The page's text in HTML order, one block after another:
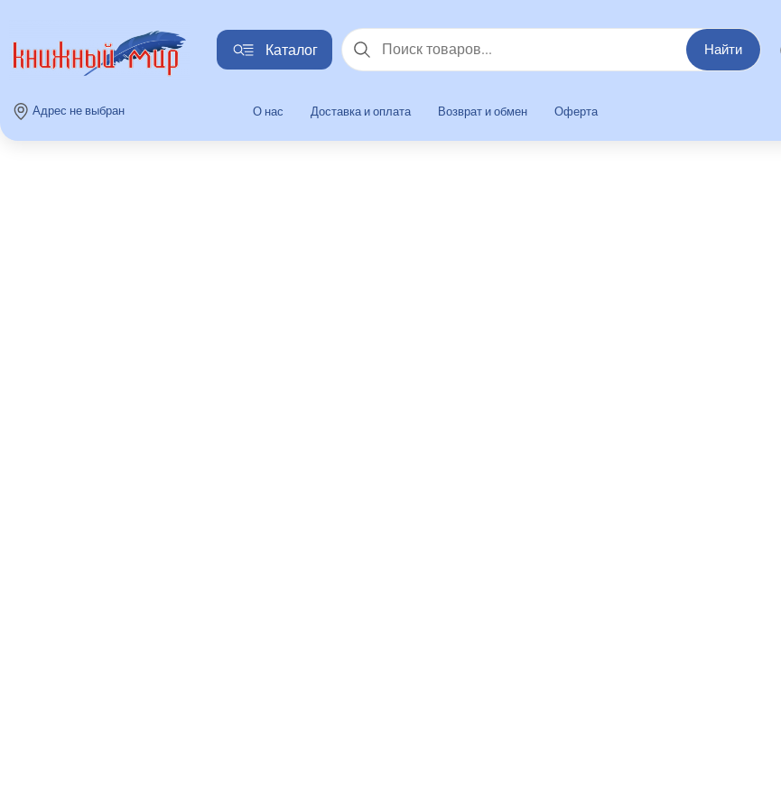
Каталог Найти Найти
Адрес не выбран О нас Доставка и оплата Возврат и обмен Оферта